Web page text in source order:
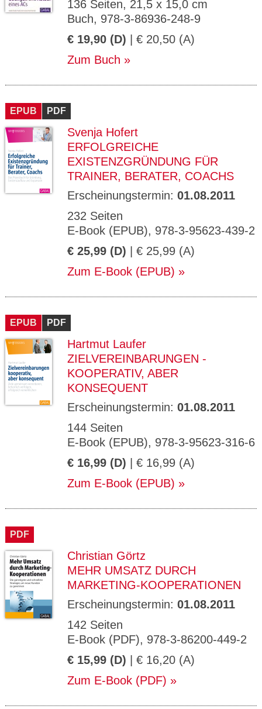
136 Seiten, 21,5 x 15,0 cm
Buch, 978-3-86936-248-9
€ 19,90 (D) | € 20,50 (A)
Zum Buch
EPUB PDF
Svenja Hofert
ERFOLGREICHE
EXISTENZGRÜNDUNG FÜR
TRAINER, BERATER, COACHS
Erscheinungstermin: 01.08.2011
232 Seiten
E-Book (EPUB), 978-3-95623-439-2
€ 25,99 (D) | € 25,99 (A)
Zum E-Book (EPUB)
EPUB PDF
Hartmut Laufer
ZIELVEREINBARUNGEN -
KOOPERATIV, ABER
KONSEQUENT
Erscheinungstermin: 01.08.2011
144 Seiten
E-Book (EPUB), 978-3-95623-316-6
€ 16,99 (D) | € 16,99 (A)
Zum E-Book (EPUB)
PDF
Christian Görtz
MEHR UMSATZ DURCH
MARKETING-KOOPERATIONEN
Erscheinungstermin: 01.08.2011
142 Seiten
E-Book (PDF), 978-3-86200-449-2
€ 15,99 (D) | € 16,20 (A)
Zum E-Book (PDF)